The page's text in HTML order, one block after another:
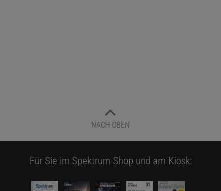
NACH OBEN
Für Sie im Spektrum-Shop und am Kiosk: